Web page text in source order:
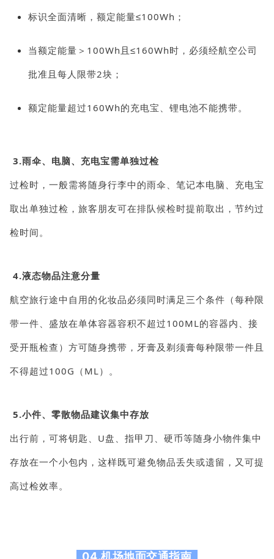
标识全面清晰，额定能量≤100Wh；
当额定能量＞100Wh且≤160Wh时，必须经航空公司
批准且每人限带2块；
额定能量超过160Wh的充电宝、锂电池不能携带。
3.雨伞、电脑、充电宝需单独过检
过检时，一般需将随身行李中的雨伞、笔记本电脑、充电宝
取出单独过检，旅客朋友可在排队候检时提前取出，节约过
检时间。
4.液态物品注意分量
航空旅行途中自用的化妆品必须同时满足三个条件（每种限
带一件、盛放在单体容器容积不超过100ML的容器内、接
受开瓶检查 ） 方可随身携带，牙膏及剃须膏每种限带一件且
不得超过100G（ML）。
5.小件、零散物品建议集中存放
出行前，可将钥匙、U盘、指甲刀、硬币等随身小物件集中
存放在一个小包内，这样既可避免物品丢失或遗留，又可提
高过检效率。
04.机场地面交通指南